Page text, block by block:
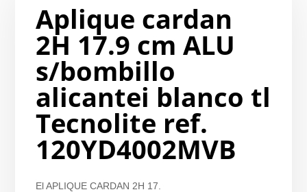
Aplique cardan
2H 17.9 cm ALU
s/bombillo
alicantei blanco tl
Tecnolite ref.
120YD4002MVB
El APLIQUE CARDAN 2H 17.